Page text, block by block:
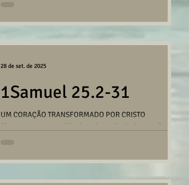
1Samuel 25.2-31
UM CORAÇÃO TRANSFORMADO POR CRISTO
Mensagem compartilhada pelo irmão Anderson Gazzi
28 de set. de 2025